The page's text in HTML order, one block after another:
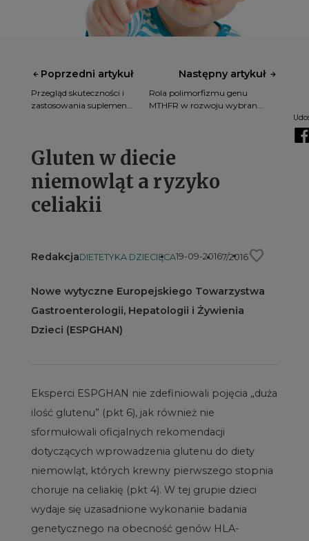
Poprzedni artykuł
Przegląd skuteczności i
zastosowania suplemen...
Następny artykuł
Rola polimorfizmu genu
MTHFR w rozwoju wybran...
Gluten w diecie
niemowląt a ryzyko
celiakii
RedakcjaDIETETYKA DZIECIĘCA19-09-20167/2016favorite
Nowe wytyczne Europejskiego Towarzystwa
Gastroenterologii, Hepatologii i Żywienia
Dzieci (ESPGHAN)
Eksperci ESPGHAN nie zdefiniowali pojęcia „duża
ilość glutenu” (pkt 6), jak również nie
sformułowali oficjalnych rekomendacji
dotyczących wprowadzenia glutenu do diety
niemowląt, których krewny pierwszego stopnia
choruje na celiakię (pkt 4). W tej grupie dzieci
wydaje się uzasadnione wykonanie badania
genetycznego na obecność genów HLA-